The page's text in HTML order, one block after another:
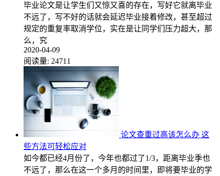
毕业论文是让学生们又惊又喜的存在，写好它就离毕业
不远了，写不好的话就会延迟毕业接着修改，甚至超过
规定的重复率取消学位，实在是让同学们压力超大，那
么，究
2020-04-09
阅读量: 24711
论文查重过高该怎么办 这
些方法可轻松应对
如今都已经4月份了，今年也都过了1/3，距离毕业季也
不远了，那么在这一个多月的时间里，即将要毕业的学